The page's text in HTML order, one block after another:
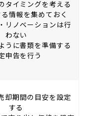
タイミングを考える
情報を集めておく
リノベーションは行
わない
うに書類を準備する
申告を行う
却期間の目安を設定
する